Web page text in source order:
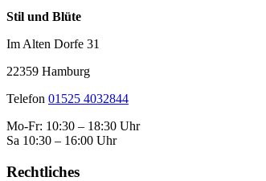
Stil und Blüte
Im Alten Dorfe 31
22359 Hamburg
Telefon 01525 4032844
Mo-Fr: 10:30 – 18:30 Uhr
Sa 10:30 – 16:00 Uhr
Rechtliches